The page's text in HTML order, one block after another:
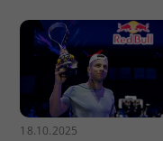
18.10.2025